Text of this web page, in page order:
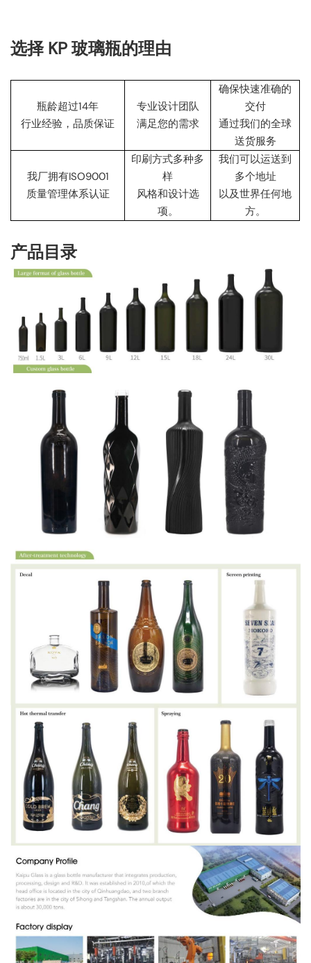
选择 KP 玻璃瓶的理由
瓶龄超过14年
行业经验，品质保证
专业设计团队
满足您的需求
确保快速准确的
交付
通过我们的全球
送货服务
我厂拥有ISO9001
质量管理体系认证
印刷方式多种多
样
风格和设计选
项。
我们可以运送到
多个地址
以及世界任何地
方。
产品目录